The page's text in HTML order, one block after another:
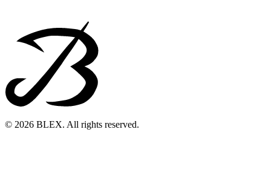
© 2026 BLEX. All rights reserved.